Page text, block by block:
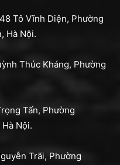
Tô Vĩnh Diện, Phường
Hà Nội.
Thúc Kháng, Phường
Tấn, Phường
Nội.
Trãi, Phường